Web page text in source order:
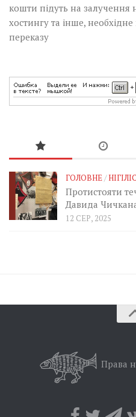
кошти підуть на залучення
хостингу та інше, необхідне
переказу
ГОЛОВНЕ/
Протистояти
Давида
12 СЕР, 2025
Позиція
Права